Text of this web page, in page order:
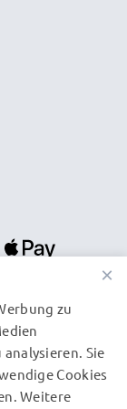
wissen wir,
ankommt.
×
zu
Sie
Cookies
Weitere